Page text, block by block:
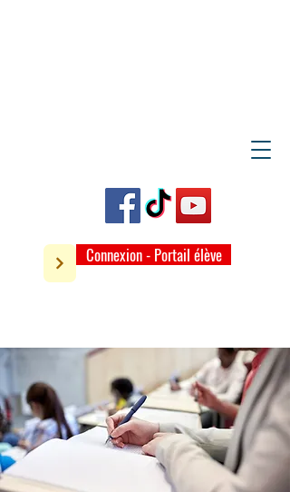
Connexion - Portail élève